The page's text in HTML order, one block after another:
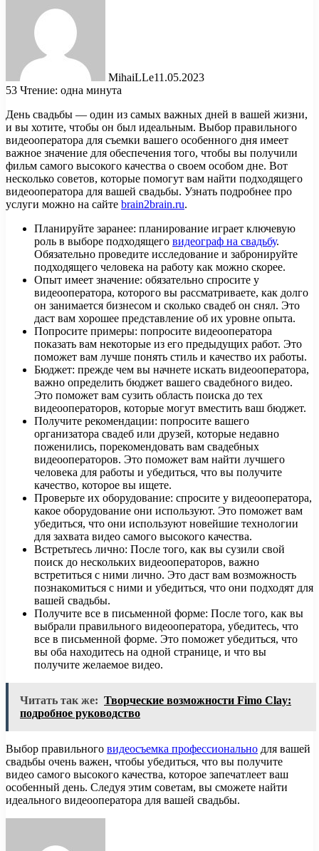
MihaiLLe11.05.2023
53 Чтение: одна минута
День свадьбы — один из самых важных дней в вашей жизни,
и вы хотите, чтобы он был идеальным. Выбор правильного
видеооператора для съемки вашего особенного дня имеет
важное значение для обеспечения того, чтобы вы получили
фильм самого высокого качества о своем особом дне. Вот
несколько советов, которые помогут вам найти подходящего
видеооператора для вашей свадьбы. Узнать подробнее про
услуги можно на сайте brain2brain.ru.
Планируйте заранее: планирование играет ключевую
роль в выборе подходящего видеограф на свадьбу.
Обязательно проведите исследование и забронируйте
подходящего человека на работу как можно скорее.
Опыт имеет значение: обязательно спросите у
видеооператора, которого вы рассматриваете, как долго
он занимается бизнесом и сколько свадеб он снял. Это
даст вам хорошее представление об их уровне опыта.
Попросите примеры: попросите видеооператора
показать вам некоторые из его предыдущих работ. Это
поможет вам лучше понять стиль и качество их работы.
Бюджет: прежде чем вы начнете искать видеооператора,
важно определить бюджет вашего свадебного видео.
Это поможет вам сузить область поиска до тех
видеооператоров, которые могут вместить ваш бюджет.
Получите рекомендации: попросите вашего
организатора свадеб или друзей, которые недавно
поженились, порекомендовать вам свадебных
видеооператоров. Это поможет вам найти лучшего
человека для работы и убедиться, что вы получите
качество, которое вы ищете.
Проверьте их оборудование: спросите у видеооператора,
какое оборудование они используют. Это поможет вам
убедиться, что они используют новейшие технологии
для захвата видео самого высокого качества.
Встретьтесь лично: После того, как вы сузили свой
поиск до нескольких видеооператоров, важно
встретиться с ними лично. Это даст вам возможность
познакомиться с ними и убедиться, что они подходят для
вашей свадьбы.
Получите все в письменной форме: После того, как вы
выбрали правильного видеооператора, убедитесь, что
все в письменной форме. Это поможет убедиться, что
вы оба находитесь на одной странице, и что вы
получите желаемое видео.
Читать так же: Творческие возможности Fimo Clay:
подробное руководство
Выбор правильного видеосъемка профессионально для вашей
свадьбы очень важен, чтобы убедиться, что вы получите
видео самого высокого качества, которое запечатлеет ваш
особенный день. Следуя этим советам, вы сможете найти
идеального видеооператора для вашей свадьбы.